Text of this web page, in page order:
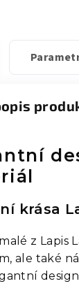
krása
z Lapis
ale také